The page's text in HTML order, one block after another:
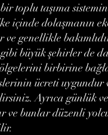
toplu taşıma
içinde dolaşmanın
ve genellikle
büyük şehirler de
birbirine
ücreti
Ayrıca günlük
ve bunlar düzenli